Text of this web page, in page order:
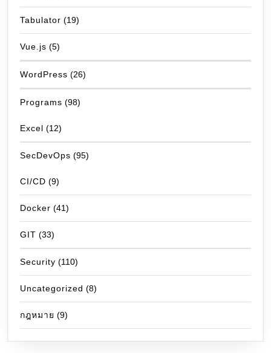
Tabulator (19)
Vue.js (5)
WordPress (26)
Programs (98)
Excel (12)
SecDevOps (95)
CI/CD (9)
Docker (41)
GIT (33)
Security (110)
Uncategorized (8)
กฎหมาย (9)